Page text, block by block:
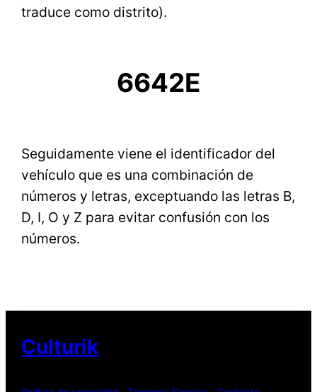
traduce como distrito).
6642E
Seguidamente viene el identificador del
vehículo que es una combinación de
números y letras, exceptuando las letras B,
D, I, O y Z para evitar confusión con los
números.
Culturik